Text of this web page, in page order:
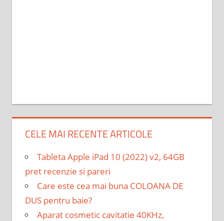
CELE MAI RECENTE ARTICOLE
Tableta Apple iPad 10 (2022) v2, 64GB
pret recenzie si pareri
Care este cea mai buna COLOANA DE
DUS pentru baie?
Aparat cosmetic cavitatie 40KHz,